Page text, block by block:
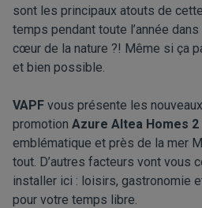
sont les principaux atouts de
temps pendant toute l’année
cœur de la nature ?! Même si ça
et bien possible.
VAPF vous présente les
promotion Azure Altea Homes 2
emblématique et près de la mer
tout. D’autres facteurs vont vous
installer ici : loisirs, gastronomie
pour votre temps libre.